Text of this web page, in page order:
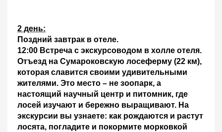
2 день:
Поздний завтрак в отеле.
12:00 Встреча с экскурсоводом в холле отеля.
Отъезд на Сумароковскую лосеферму (22 км),
которая славится своими удивительными
жителями. Это место – не зоопарк, а
настоящий научный центр и питомник, где
лосей изучают и бережно выращивают. На
экскурсии вы узнаете: как рождаются и растут
лосята, погладите и покормите морковкой